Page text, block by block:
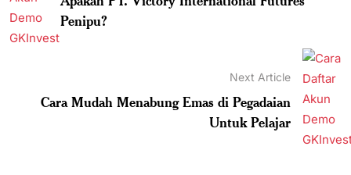
Penipu?
Next Article
Cara Mudah Menabung Emas di Pegadaian
Untuk Pelajar